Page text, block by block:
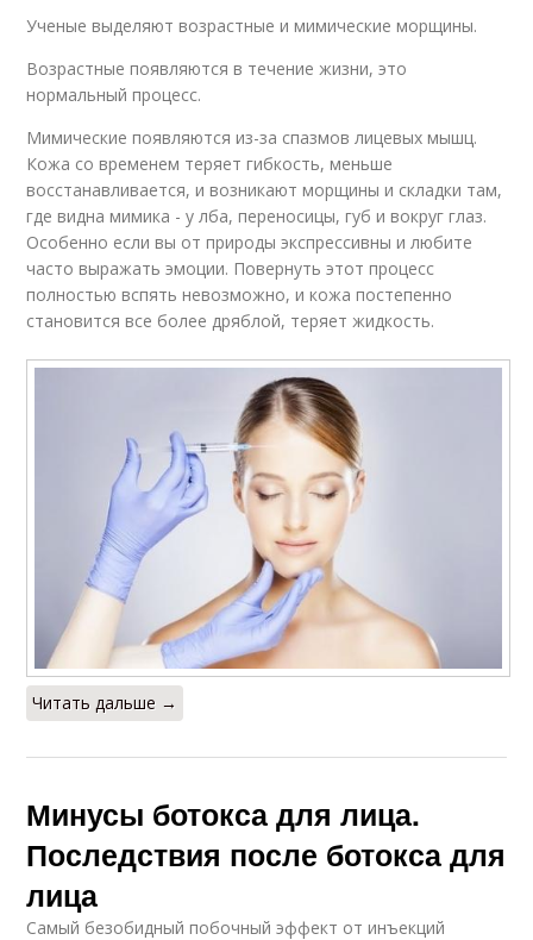
Ученые выделяют возрастные и мимические морщины.
Возрастные появляются в течение жизни, это
нормальный процесс.
Мимические появляются из-за спазмов лицевых мышц.
Кожа со временем теряет гибкость, меньше
восстанавливается, и возникают морщины и складки там,
где видна мимика - у лба, переносицы, губ и вокруг глаз.
Особенно если вы от природы экспрессивны и любите
часто выражать эмоции. Повернуть этот процесс
полностью вспять невозможно, и кожа постепенно
становится все более дряблой, теряет жидкость.
Читать дальше →
Минусы ботокса для лица.
Последствия после ботокса для
лица
Самый безобидный побочный эффект от инъекций